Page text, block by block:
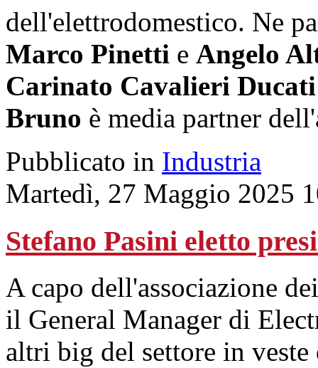
dell'elettrodomestico. Ne
Marco Pinetti e Angelo
Carinato Cavalieri Ducati
Bruno è media partner
Pubblicato in Industria
Martedì, 27 Maggio 2025
Stefano Pasini eletto
A capo dell'associazione
il General Manager di
altri big del settore in